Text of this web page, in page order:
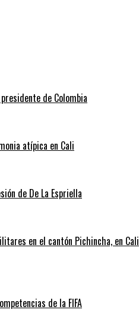
de Colombia
atípica en Cali
de De La Espriella
en el cantón Pichincha, en Cali
de la FIFA